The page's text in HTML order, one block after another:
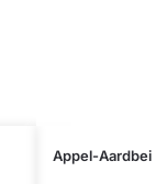
Appel-Aardbei